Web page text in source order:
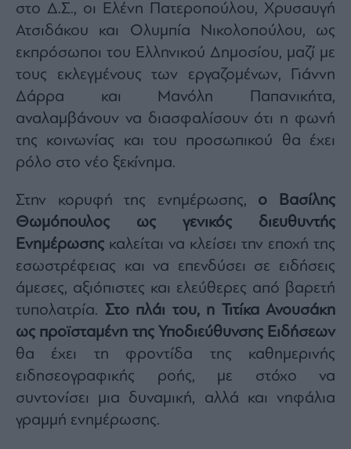
στο Δ.Σ., οι Ελένη Πατεροπούλου, Χρυσαυγή
Ατσιδάκου και Ολυμπία Νικολοπούλου, ως
εκπρόσωποι του Ελληνικού Δημοσίου, μαζί με
τους εκλεγμένους των εργαζομένων, Γιάννη
Δάρρα και Μανόλη Παπανικήτα,
αναλαμβάνουν να διασφαλίσουν ότι η φωνή
της κοινωνίας και του προσωπικού θα έχει
ρόλο στο νέο ξεκίνημα.
Στην κορυφή της ενημέρωσης, ο Βασίλης
Θωμόπουλος ως γενικός διευθυντής
Ενημέρωσης καλείται να κλείσει την εποχή της
εσωστρέφειας και να επενδύσει σε ειδήσεις
άμεσες, αξιόπιστες και ελεύθερες από βαρετή
τυπολατρία. Στο πλάι του, η Τιτίκα Ανουσάκη
ως προϊσταμένη της Υποδιεύθυνσης Ειδήσεων
θα έχει τη φροντίδα της καθημερινής
ειδησεογραφικής ροής, με στόχο να
συντονίσει μια δυναμική, αλλά και νηφάλια
γραμμή ενημέρωσης.